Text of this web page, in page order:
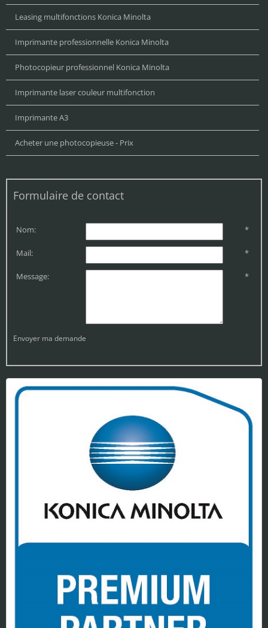
Leasing multifonctions Konica Minolta
Imprimante professionnelle Konica Minolta
Photocopieur professionnel Konica Minolta
Imprimante laser couleur multifonction
Imprimante A3
Acheter une photocopieuse - Prix
Formulaire de contact
Nom: *
Mail: *
Message: *
Envoyer ma demande